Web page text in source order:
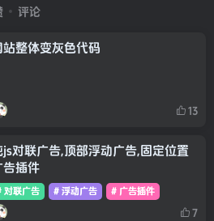
评论
站整体变灰色代码
13
js对联广告,顶部浮动广告,固定位置
告插件
对联广告 # 浮动广告 # 广告插件
7